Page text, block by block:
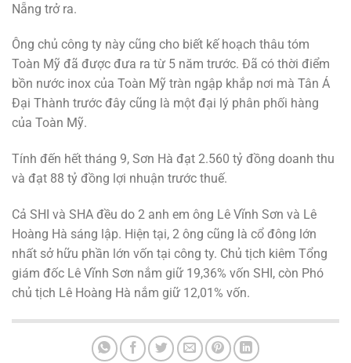
Nẵng trở ra.
Ông chủ công ty này cũng cho biết kế hoạch thâu tóm
Toàn Mỹ đã được đưa ra từ 5 năm trước. Đã có thời điểm
bồn nước inox của Toàn Mỹ tràn ngập khắp nơi mà Tân Á
Đại Thành trước đây cũng là một đại lý phân phối hàng
của Toàn Mỹ.
Tính đến hết tháng 9, Sơn Hà đạt 2.560 tỷ đồng doanh thu
và đạt 88 tỷ đồng lợi nhuận trước thuế.
Cả SHI và SHA đều do 2 anh em ông Lê Vĩnh Sơn và Lê
Hoàng Hà sáng lập. Hiện tại, 2 ông cũng là cổ đông lớn
nhất sở hữu phần lớn vốn tại công ty. Chủ tịch kiêm Tổng
giám đốc Lê Vĩnh Sơn nắm giữ 19,36% vốn SHI, còn Phó
chủ tịch Lê Hoàng Hà nắm giữ 12,01% vốn.